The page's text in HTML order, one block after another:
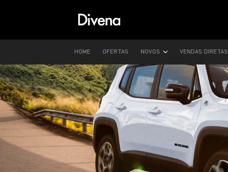
HOME OFERTAS NOVOS VENDAS DIRETAS